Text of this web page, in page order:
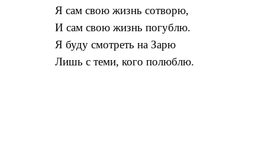
Я сам свою жизнь сотворю,
И сам свою жизнь погублю.
Я буду смотреть на Зарю
Лишь с теми, кого полюблю.